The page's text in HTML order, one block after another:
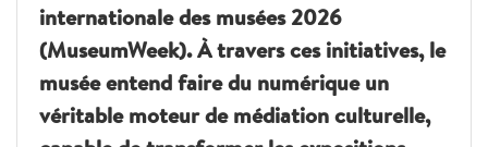
internationale des musées 2026
(MuseumWeek). À travers ces initiatives, le
musée entend faire du numérique un
véritable moteur de médiation culturelle,